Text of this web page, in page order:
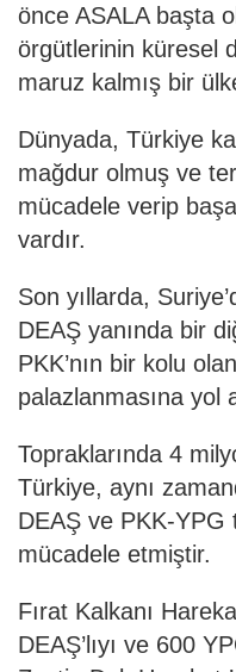
önce ASALA başta
örgütlerinin küresel
maruz kalmış bir
Dünyada, Türkiye
mağdur olmuş ve
mücadele verip
vardır.
Son yıllarda,
DEAŞ yanında bir
PKK’nın bir kolu
palazlanmasına yol
Topraklarında 4
Türkiye, aynı
DEAŞ ve PKK-
mücadele etmiştir.
Fırat Kalkanı
DEAŞ’lıyı ve 600